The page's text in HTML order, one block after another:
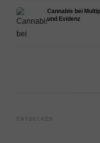
Cannabis bei
und Evidenz
ENTDECKEN
Epidiolex und der Stand der